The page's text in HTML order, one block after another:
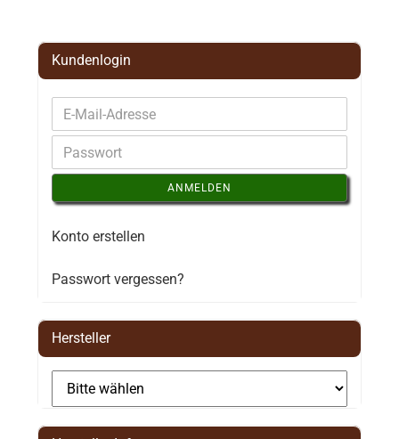
Kundenlogin
ANMELDEN
Konto erstellen
Passwort vergessen?
Hersteller